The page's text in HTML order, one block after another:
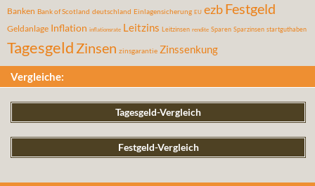
Banken Bank of Scotland deutschland Einlagensicherung EU ezbFestgeld
Geldanlage Inflation inflationsrate Leitzins Leitzinsen rendite Sparen Sparzinsen startguthaben
Tagesgeld Zinsen zinsgarantie Zinssenkung
Vergleiche:
Tagesgeld-Vergleich
Festgeld-Vergleich